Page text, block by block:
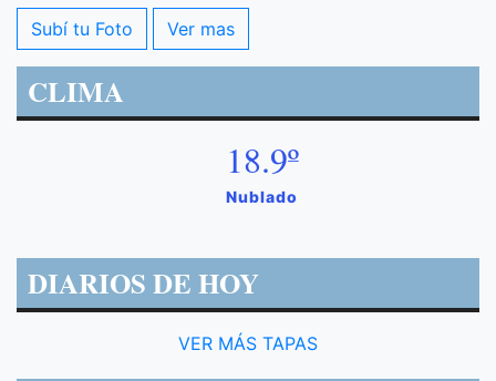
Subí tu Foto Ver mas
CLIMA
18.9º
Nublado
DIARIOS DE HOY
VER MÁS TAPAS